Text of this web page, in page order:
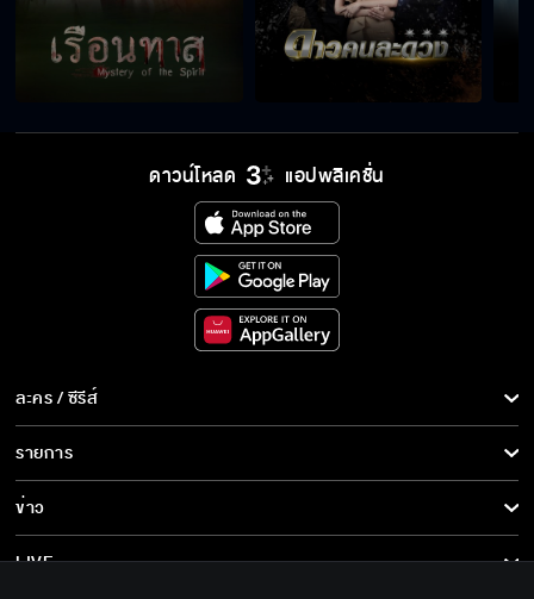
ดาวน์โหลด แอปพลิเคชั่น
ละคร / ซีรีส์
ละคร/ซีรีส์
ซีรีส์นานาชาติ
การ์ตูน & เกม
รายการ
รายการทั้งหมด
ข่าว
ข่าวทั้งหมด
LIVE